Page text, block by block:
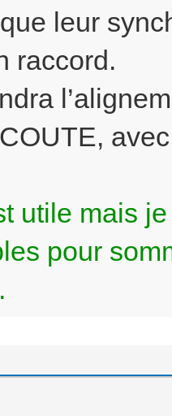
leur
raccord.
utile mais
pour